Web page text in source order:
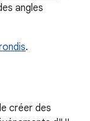
angles
.
créer des